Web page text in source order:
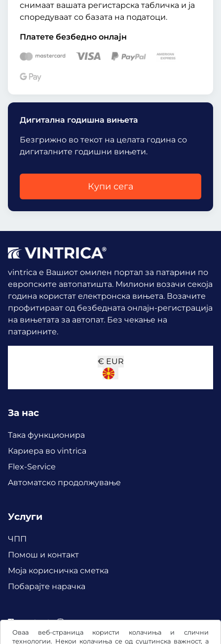
Оваа веб-страница користи колачиња и слични
технологии. Некои колачиња се од суштинска важност, а
снимаат вашата регистарска табличка и ја
споредуваат со базата на податоци.
Платете безбедно онлајн
Дигитална годишна вињета
Безгрижно во текот на целата година со
дигиталните годишни вињети.
Купи сега
vintrica е Вашиот омилен портал за патарини по
европските автопатишта. Милиони возачи секоја
година користат електронска вињета. Возачите
профитираат од безбедната онлајн-регистрација
на вињетата за автопат. Без чекање на
патарините.
€ EUR
За нас
Така функционира
Кариера во vintrica
Flex-Service
Aвтоматско продолжување
Услуги
ЧПП
Помош и контакт
Mоја корисничка сметка
Побарајте нарачка
Facebook Instagram